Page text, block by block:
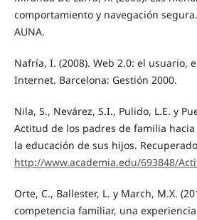
comportamiento y navegación
AUNA.
Nafría, I. (2008). Web 2.0: el usuario,
Internet. Barcelona: Gestión 2000.
Nila, S., Nevárez, S.I., Pulido, L.E. y
Actitud de los padres de familia hacia
la educación de sus hijos.
http://www.academia.edu/693848/
Orte, C., Ballester, L. y March, M.X.
competencia familiar, una